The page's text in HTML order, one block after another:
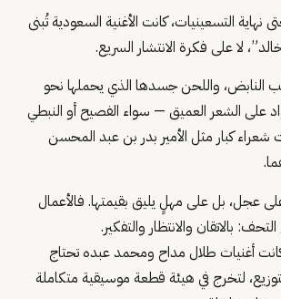
التسعينيات، كانت الأغنية السعودية تُبنى
لا على فكرة الانتشار السريع.
النابض، واللحن جسدها الذي يحملها نحو
على الشعر العميق — سواء الفصيح أو النبطي
كبار مثل الأمير بدر بن عبد المحسن
عجل، بل على مهلٍ يليق بقيمتها. فالأعمال
بالاتقان والانتظار والتفكير.
أغنيات طلال مداح ومحمد عبده تحتاج
لتخرج في هيئة قطعة موسيقية متكاملة